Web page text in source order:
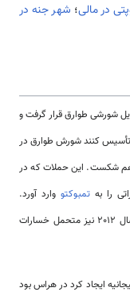
در مالی؛ شهر جنه در
حمله قبایل شورشی طوارق قرار گرفت و
تأسیس کنند شورش طوارق در
در هم شکست. این حملات که در
را به تمبوکتو وارد آورد.
تمبوکتو در مدت چند ماه اشغال توسط شورشیان در سال 2012 نیز متحمل خسارات
ایجاد کرد در هراس بود